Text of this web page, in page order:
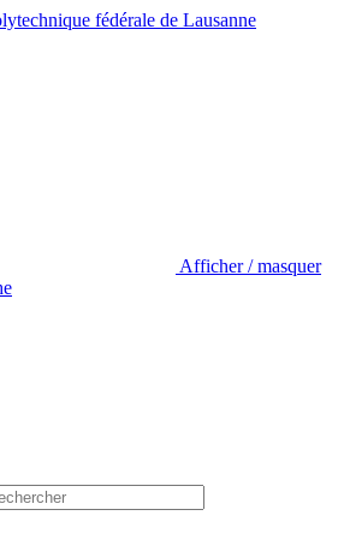
Afficher / masquer